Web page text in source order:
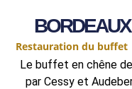
Restauration du buffet
Le buffet en chêne
par Cessy et